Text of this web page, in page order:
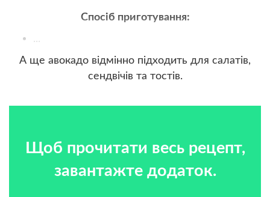
Спосіб приготування:
...
А ще авокадо відмінно підходить для салатів,
сендвічів та тостів.
Щоб прочитати весь рецепт,
завантажте додаток.